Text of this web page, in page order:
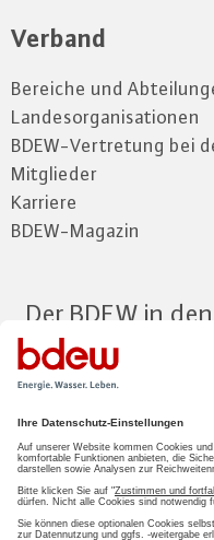
Verband
Bereiche und
Landesorganisationen
BDEW-Vertretung bei
Mitglieder
Karriere
BDEW-Magazin
Der BDEW in
Zum